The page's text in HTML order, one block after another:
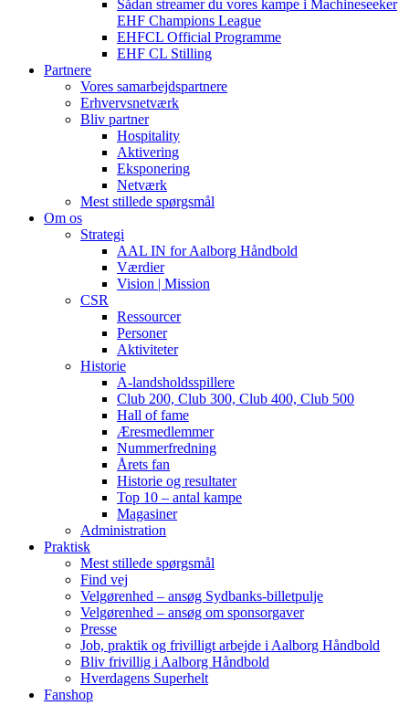
Sådan streamer du vores kampe i Machineseeker
EHF Champions League
EHFCL Official Programme
EHF CL Stilling
Partnere
Vores samarbejdspartnere
Erhvervsnetværk
Bliv partner
Hospitality
Aktivering
Eksponering
Netværk
Mest stillede spørgsmål
Om os
Strategi
AAL IN for Aalborg Håndbold
Værdier
Vision | Mission
CSR
Ressourcer
Personer
Aktiviteter
Historie
A-landsholdsspillere
Club 200, Club 300, Club 400, Club 500
Hall of fame
Æresmedlemmer
Nummerfredning
Årets fan
Historie og resultater
Top 10 – antal kampe
Magasiner
Administration
Praktisk
Mest stillede spørgsmål
Find vej
Velgørenhed – ansøg Sydbanks-billetpulje
Velgørenhed – ansøg om sponsorgaver
Presse
Job, praktik og frivilligt arbejde i Aalborg Håndbold
Bliv frivillig i Aalborg Håndbold
Hverdagens Superhelt
Fanshop